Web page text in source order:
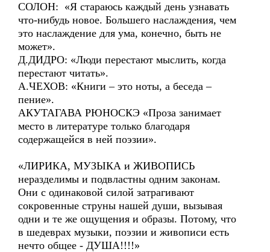
СОЛОН: «Я стараюсь каждый день узнавать
что-нибудь новое. Большего наслаждения, чем
это наслаждение для ума, конечно, быть не
может».
Д.ДИДРО: «Люди перестают мыслить, когда
перестают читать».
А.ЧЕХОВ: «Книги – это ноты, а беседа –
пение».
АКУТАГАВА РЮНОСКЭ «Проза занимает
место в литературе только благодаря
содержащейся в ней поэзии».
«ЛИРИКА, МУЗЫКА и ЖИВОПИСЬ
неразделимы и подвластны одним законам.
Они с одинаковой силой затрагивают
сокровенные струны нашей души, вызывая
одни и те же ощущения и образы. Потому, что
в шедеврах музыки, поэзии и живописи есть
нечто общее - ДУША!!!!»